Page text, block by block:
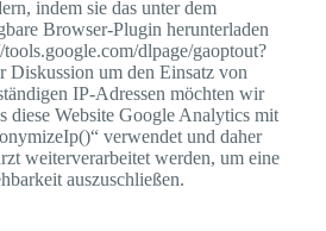
indem sie das unter dem
Browser-Plugin herunterladen
dlpage/gaoptout?
Diskussion um den Einsatz von
IP-Adressen möchten wir
diese Website Google Analytics mit
verwendet und daher
weiterverarbeitet werden, um eine
auszuschließen.